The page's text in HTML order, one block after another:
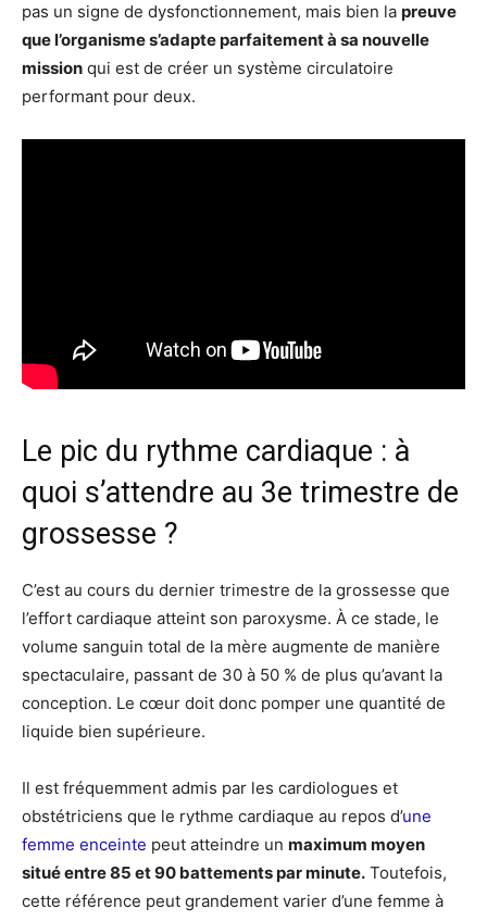
pas un signe de dysfonctionnement, mais bien la preuve
que l’organisme s’adapte parfaitement à sa nouvelle
mission qui est de créer un système circulatoire
performant pour deux.
Le pic du rythme cardiaque : à
quoi s’attendre au 3e trimestre de
grossesse ?
C’est au cours du dernier trimestre de la grossesse que
l’effort cardiaque atteint son paroxysme. À ce stade, le
volume sanguin total de la mère augmente de manière
spectaculaire, passant de 30 à 50 % de plus qu’avant la
conception. Le cœur doit donc pomper une quantité de
liquide bien supérieure.
Il est fréquemment admis par les cardiologues et
obstétriciens que le rythme cardiaque au repos d’une
femme enceinte peut atteindre un maximum moyen
situé entre 85 et 90 battements par minute. Toutefois,
cette référence peut grandement varier d’une femme à